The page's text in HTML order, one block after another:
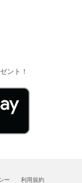
ント！
ー 利用規約